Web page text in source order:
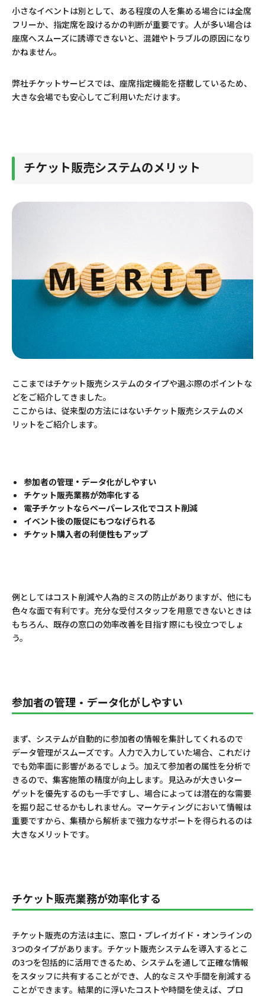
小さなイベントは別として、ある程度の人を集める場合には全席
フリーか、指定席を設けるかの判断が重要です。人が多い場合は
座席へスムーズに誘導できないと、混雑やトラブルの原因になり
かねません。
弊社チケットサービスでは、座席指定機能を搭載しているため、
大きな会場でも安心してご利用いただけます。
チケット販売システムのメリット
ここまではチケット販売システムのタイプや選ぶ際のポイントな
どをご紹介してきました。
ここからは、従来型の方法にはないチケット販売システムのメ
リットをご紹介します。
参加者の管理・データ化がしやすい
チケット販売業務が効率化する
電子チケットならペーパーレス化でコスト削減
イベント後の販促にもつなげられる
チケット購入者の利便性もアップ
例としてはコスト削減や人為的ミスの防止がありますが、他にも
色々な面で有利です。充分な受付スタッフを用意できないときは
もちろん、既存の窓口の効率改善を目指す際にも役立つでしょ
う。
参加者の管理・データ化がしやすい
まず、システムが自動的に参加者の情報を集計してくれるので
データ管理がスムーズです。人力で入力していた場合、これだけ
でも効率面に影響があるでしょう。加えて参加者の属性を分析で
きるので、集客施策の精度が向上します。見込みが大きいター
ゲットを優先するのも一手ですし、場合によっては潜在的な需要
を掘り起こせるかもしれません。マーケティングにおいて情報は
重要ですから、集積から解析まで強力なサポートを得られるのは
大きなメリットです。
チケット販売業務が効率化する
チケット販売の方法は主に、窓口・プレイガイド・オンラインの
3つのタイプがあります。チケット販売システムを導入するとこ
の3つを包括的に活用できるため、システムを通して正確な情報
をスタッフに共有することができ、人的なミスや手間を削減する
ことができます。結果的に浮いたコストや時間を使えば、プロ